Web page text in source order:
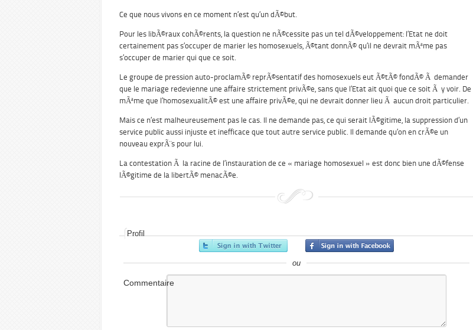
Ce que nous vivons en ce moment n’est qu’un dÃ©but.
Pour les libÃ©raux cohÃ©rents, la question ne nÃ©cessite pas un tel dÃ©veloppement: l’Etat ne doit
certainement pas s’occuper de marier les homosexuels, Ã©tant donnÃ© qu’il ne devrait mÃªme pas
s’occuper de marier qui que ce soit.
Le groupe de pression auto-proclamÃ© reprÃ©sentatif des homosexuels eut Ã©tÃ© fondÃ© Ã demander
que le mariage redevienne une affaire strictement privÃ©e, sans que l’Etat ait quoi que ce soit Ã y voir. De
mÃªme que l’homosexualitÃ© est une affaire privÃ©e, qui ne devrait donner lieu Ã aucun droit particulier.
Mais ce n’est malheureusement pas le cas. Il ne demande pas, ce qui serait lÃ©gitime, la suppression d’un
service public aussi injuste et inefficace que tout autre service public. Il demande qu’on en crÃ©e un
nouveau exprÃ¨s pour lui.
La contestation Ã la racine de l’instauration de ce « mariage homosexuel » est donc bien une dÃ©fense
lÃ©gitime de la libertÃ© menacÃ©e.
Profil
ou
Commentaire